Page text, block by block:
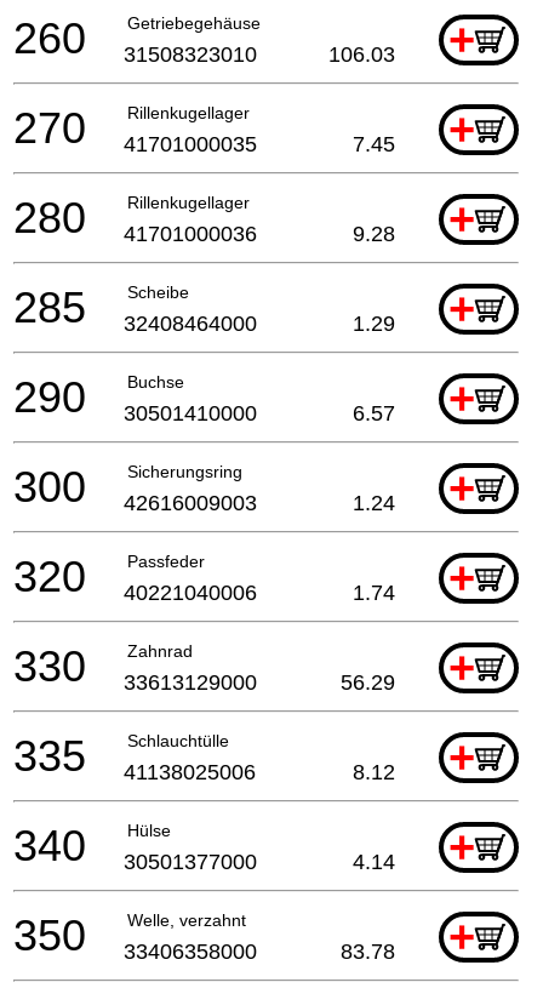
Getriebegehäuse +
260 31508323010 106.03
Rillenkugellager +
270 41701000035 7.45
Rillenkugellager +
280 41701000036 9.28
Scheibe +
285 32408464000 1.29
Buchse +
290 30501410000 6.57
Sicherungsring +
300 42616009003 1.24
Passfeder +
320 40221040006 1.74
Zahnrad +
330 33613129000 56.29
Schlauchtülle +
335 41138025006 8.12
Hülse +
340 30501377000 4.14
Welle, verzahnt +
350 33406358000 83.78